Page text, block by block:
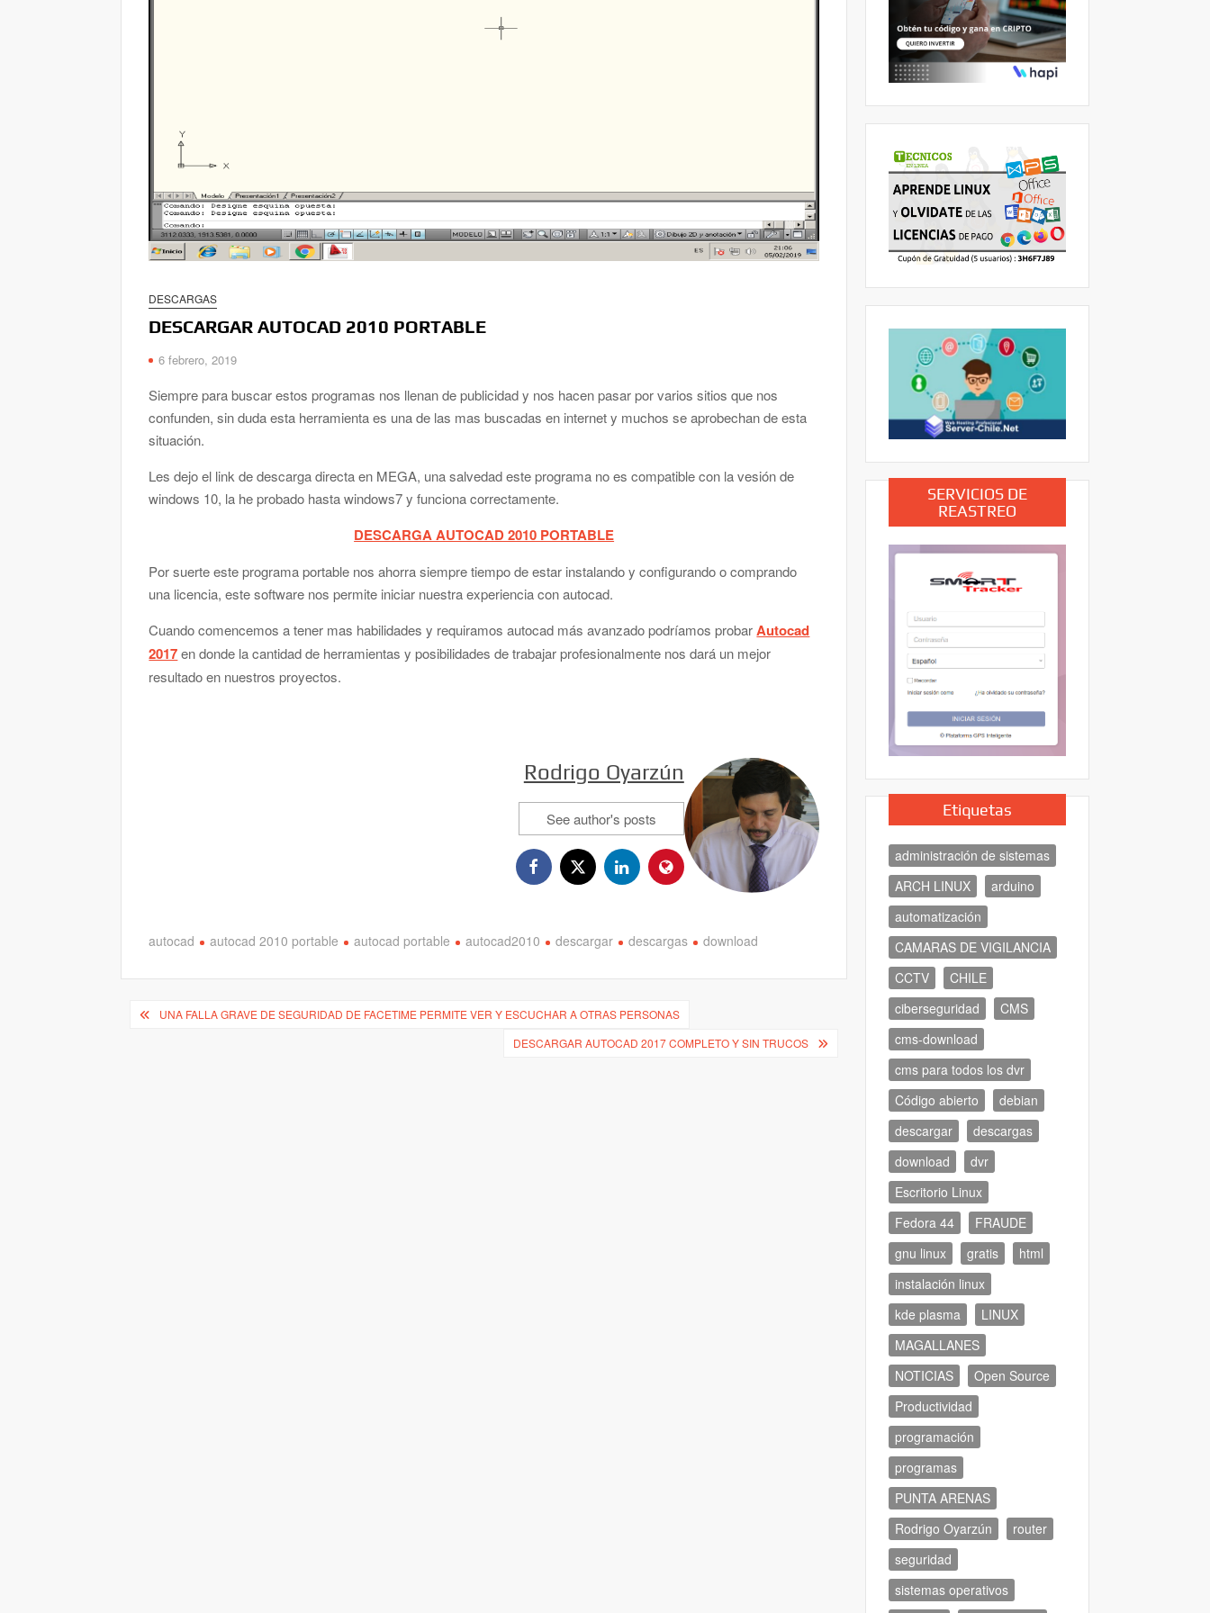
DESCARGAS
DESCARGAR AUTOCAD 2010 PORTABLE
6 febrero, 2019
Siempre para buscar estos programas nos llenan de publicidad y nos hacen pasar por varios sitios que nos
confunden, sin duda esta herramienta es una de las mas buscadas en internet y muchos se aprobechan de esta
situación.
Les dejo el link de descarga directa en MEGA, una salvedad este programa no es compatible con la vesión de
windows 10, la he probado hasta windows7 y funciona correctamente.
DESCARGA AUTOCAD 2010 PORTABLE
Por suerte este programa portable nos ahorra siempre tiempo de estar instalando y configurando o comprando
una licencia, este software nos permite iniciar nuestra experiencia con autocad.
Cuando comencemos a tener mas habilidades y requiramos autocad más avanzado podríamos probar Autocad
2017 en donde la cantidad de herramientas y posibilidades de trabajar profesionalmente nos dará un mejor
resultado en nuestros proyectos.
Rodrigo Oyarzún
See author's posts
autocad autocad 2010 portable autocad portable autocad2010 descargar descargas download
Navegación
UNA FALLA GRAVE DE SEGURIDAD DE FACETIME PERMITE VER Y ESCUCHAR A OTRAS PERSONAS
DESCARGAR AUTOCAD 2017 COMPLETO Y SIN TRUCOS
SERVICIOS DE
REASTREO
Etiquetas
administración de sistemas
ARCH LINUX
arduino
automatización
CAMARAS DE VIGILANCIA
CCTV
CHILE
ciberseguridad
CMS
cms-download
cms para todos los dvr
Código abierto
debian
descargar
descargas
download
dvr
Escritorio Linux
Fedora 44
FRAUDE
gnu linux
gratis
html
instalación linux
kde plasma
LINUX
MAGALLANES
NOTICIAS
Open Source
Productividad
programación
programas
PUNTA ARENAS
Rodrigo Oyarzún
router
seguridad
sistemas operativos